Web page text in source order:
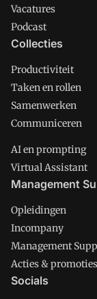
Vacatures
Podcast
Collecties
Productiviteit
Taken en rollen
Samenwerken
Communiceren
AI en prompting
Virtual Assistant
Management
Opleidingen
Incompany
Management
Acties & promoties
Socials